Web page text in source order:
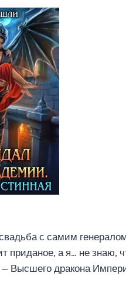
с самим
приданое, а я… не знаю,
— Высшего дракона